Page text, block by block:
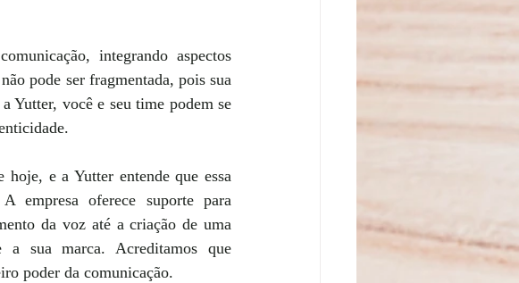
integrando aspectos
pode ser fragmentada, pois sua
Yutter, você e seu time podem se
e a Yutter entende que essa
empresa oferece suporte para
da voz até a criação de uma
a sua marca. Acreditamos que
poder da comunicação.